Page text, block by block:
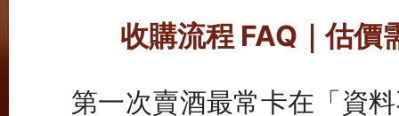
收購流程 FAQ｜估價
第一次賣酒最常卡在「資